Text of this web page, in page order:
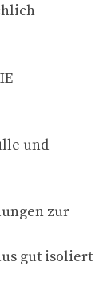
und
zur
gut isoliert